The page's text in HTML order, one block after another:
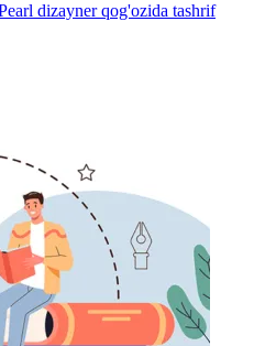
dizayner qog'ozida tashrif